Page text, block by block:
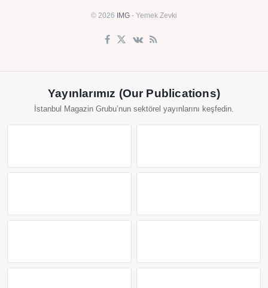
© 2026 IMG - Yemek Zevki
Yayınlarımız (Our Publications)
İstanbul Magazin Grubu’nun sektörel yayınlarını keşfedin.